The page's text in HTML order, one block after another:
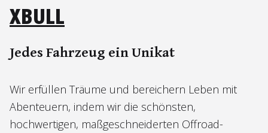
XBULL
Jedes Fahrzeug ein Unikat
Wir erfüllen Träume und bereichern Leben mit
Abenteuern, indem wir die schönsten,
hochwertigen, maßgeschneiderten Offroad-